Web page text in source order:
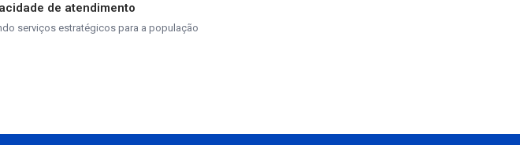
de atendimento
serviços estratégicos para a população